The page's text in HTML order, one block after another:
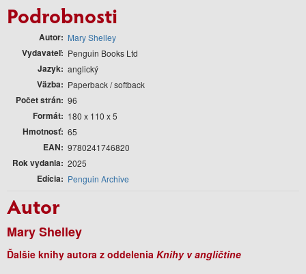
Podrobnosti
Autor Mary Shelley
Vydavateľ Penguin Books Ltd
Jazyk anglický
Väzba Paperback / softback
Počet strán 96
Formát 180 x 110 x 5
Hmotnosť 65
EAN 9780241746820
Rok vydania 2025
Edícia Penguin Archive
Autor
Mary Shelley
Ďalšie knihy autora z oddelenia Knihy v angličtine